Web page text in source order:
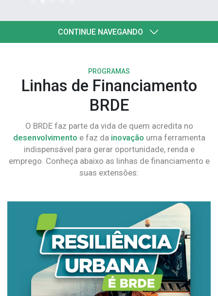
CONTINUE NAVEGANDO
PROGRAMAS
Linhas de Financiamento
BRDE
O BRDE faz parte da vida de quem acredita no
desenvolvimento e faz da inovação uma ferramenta
indispensável para gerar oportunidade, renda e
emprego. Conheça abaixo as linhas de financiamento e
suas extensões: